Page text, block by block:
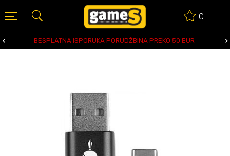
0
BESPLATNA ISPORUKA PORUDŽBINA PREKO 50 EUR